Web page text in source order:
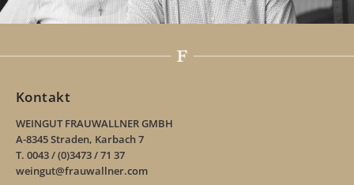
Kontakt
WEINGUT FRAUWALLNER GMBH
A-8345 Straden, Karbach 7
T. 0043 / (0)3473 / 71 37
weingut@frauwallner.com